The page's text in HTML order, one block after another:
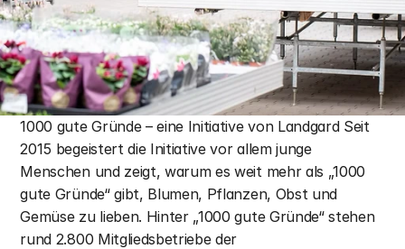
1000 gute Gründe – eine Initiative von Landgard Seit
2015 begeistert die Initiative vor allem junge
Menschen und zeigt, warum es weit mehr als „1000
gute Gründe“ gibt, Blumen, Pflanzen, Obst und
Gemüse zu lieben. Hinter „1000 gute Gründe“ stehen
rund 2.800 Mitgliedsbetriebe der